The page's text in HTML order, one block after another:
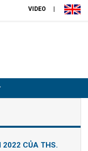
VIDEO
2022 CỦA THS.